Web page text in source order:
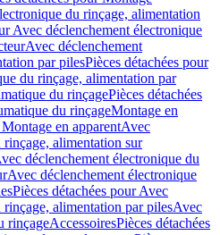
du rinçage, alimentation
Avec déclenchement électronique
Avec déclenchement
par pilesPièces détachées pour
du rinçage, alimentation par
du rinçagePièces détachées
du rinçageMontage en
en apparentAvec
alimentation sur
déclenchement électronique du
Avec déclenchement électronique
Pièces détachées pour Avec
alimentation par pilesAvec
rinçageAccessoiresPièces détachées